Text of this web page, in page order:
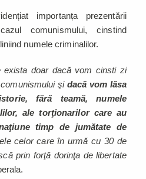
importanța prezentării
comunismului, cinstind
numele criminalilor.
exista doar dacă vom cinsti zi
şi dacă vom lăsa
fără teamă, numele
ale torţionarilor care au
timp de jumătate de
celor care în urmă cu 30 de
prin forţă dorinţa de libertate